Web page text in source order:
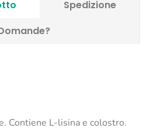
Spedizione
Contiene L-lisina e colostro.